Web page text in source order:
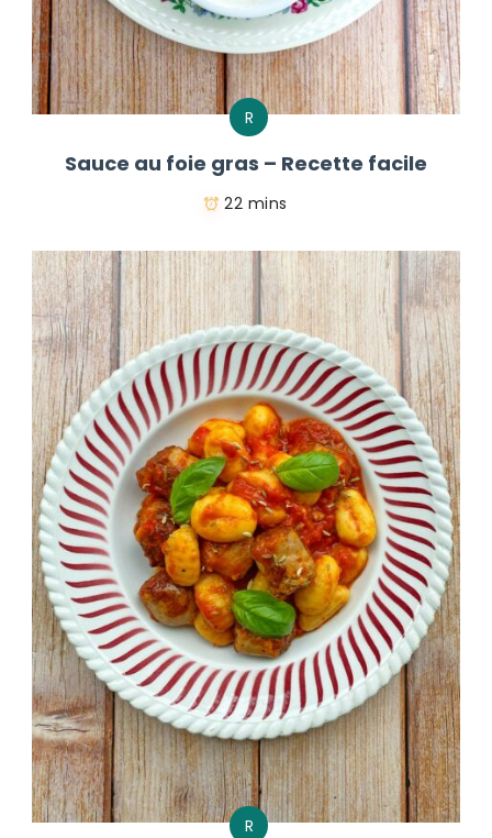
R
Sauce au foie gras – Recette facile
22 mins
R